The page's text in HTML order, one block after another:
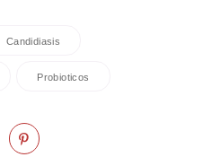
Candidiasis
Probioticos